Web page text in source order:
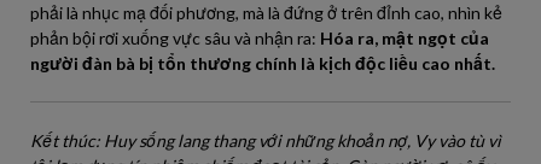
phải là nhục mạ đối phương, mà là đứng ở trên đỉnh cao, nhìn kẻ
phản bội rơi xuống vực sâu và nhận ra: Hóa ra, mật ngọt của
người đàn bà bị tổn thương chính là kịch độc liều cao nhất.
Kết thúc: Huy sống lang thang với những khoản nợ, Vy vào tù vì